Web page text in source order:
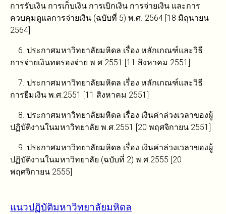
การรับเงิน การเก็บเงิน การเบิกเงิน การจ่ายเงิน และการ
ควบคุมดูแลการจ่ายเงิน (ฉบับที่ 5) พ.ศ. 2564 [18 มิถุนายน
2564]
6. ประกาศมหาวิทยาลัยมหิดล เรื่อง หลักเกณฑ์และวิธี
การจ่ายเงินทดรองจ่าย พ.ศ.2551 [11 สิงหาคม 2551]
7. ประกาศมหาวิทยาลัยมหิดล เรื่อง หลักเกณฑ์และวิธี
การยืมเงิน พ.ศ.2551 [11 สิงหาคม 2551]
8. ประกาศมหาวิทยาลัยมหิดล เรื่อง เงินค่าล่วงเวลาของผู้
ปฏิบัติงานในมหาวิทยาลัย พ.ศ.2551 [20 พฤศจิกายน 2551]
9. ประกาศมหาวิทยาลัยมหิดล เรื่อง เงินค่าล่วงเวลาของผู้
ปฏิบัติงานในมหาวิทยาลัย (ฉบับที่ 2) พ.ศ.2555 [20
พฤศจิกายน 2555]
แนวปฏิบัติมหาวิทยาลัยมหิดล